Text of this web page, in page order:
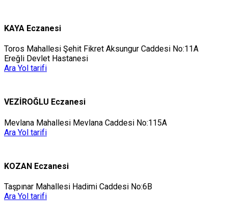
KAYA Eczanesi
Toros Mahallesi Şehit Fikret Aksungur Caddesi No:11A
Ereğli Devlet Hastanesi
Ara Yol tarifi
VEZİROĞLU Eczanesi
Mevlana Mahallesi Mevlana Caddesi No:115A
Ara Yol tarifi
KOZAN Eczanesi
Taşpınar Mahallesi Hadimi Caddesi No:6B
Ara Yol tarifi